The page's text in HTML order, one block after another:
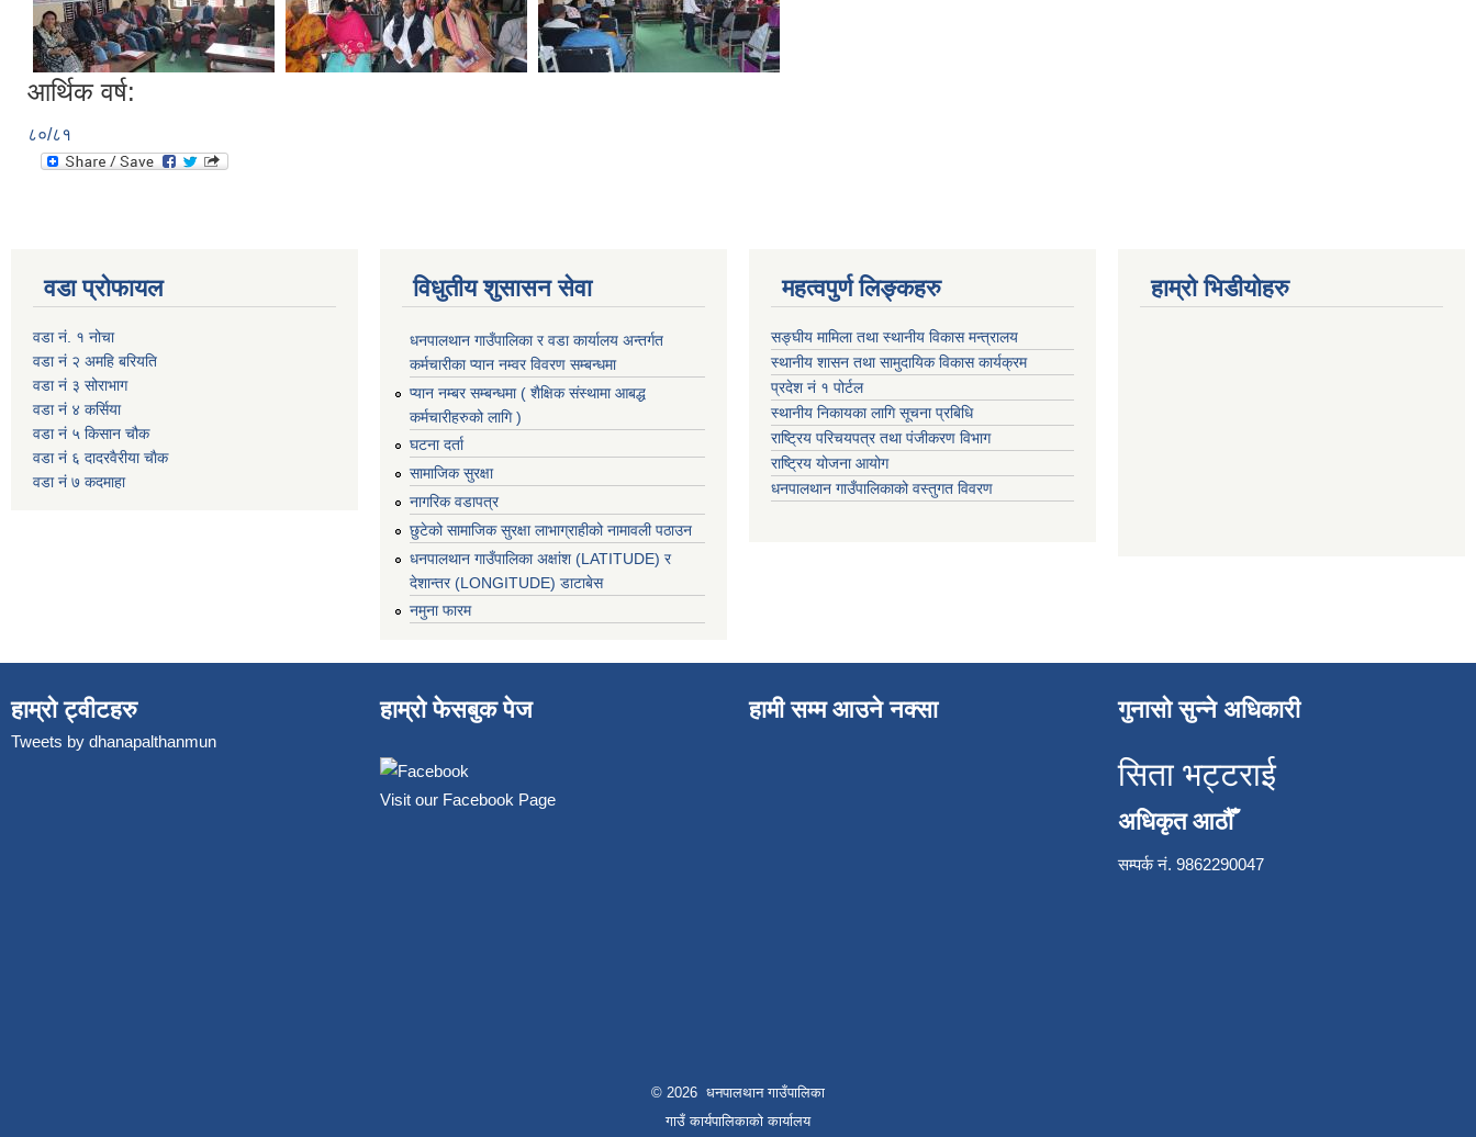
आर्थिक वर्ष:
८०/८१
वडा प्रोफायल
वडा नं. १ नोचा
वडा नं २ अमहि बरियति
वडा नं ३ सोराभाग
वडा नं ४ कर्सिया
वडा नं ५ किसान चौक
वडा नं ६ दादरवैरीया चाैक
वडा नं ७ कदमाहा
विधुतीय शुसासन सेवा
धनपालथान गाउँपालिका र वडा कार्यालय अन्तर्गत
कर्मचारीका प्यान नम्वर विवरण सम्बन्धमा
प्यान नम्बर सम्बन्धमा ( शैक्षिक संस्थामा आबद्ध
कर्मचारीहरुको लागि )
घटना दर्ता
सामाजिक सुरक्षा
नागरिक वडापत्र
छुटेको सामाजिक सुरक्षा लाभाग्राहीको नामावली पठाउन
धनपालथान गाउँपालिका अक्षांश (LATITUDE) र
देशान्तर (LONGITUDE) डाटाबेस
नमुना फारम
महत्वपुर्ण लिङ्कहरु
सङ्घीय मामिला तथा स्थानीय विकास मन्त्रालय
स्थानीय शासन तथा सामुदायिक विकास कार्यक्रम
प्रदेश नं १ पोर्टल
स्थानीय निकायका लागि सूचना प्रबिधि
राष्ट्रिय परिचयपत्र तथा पंजीकरण विभाग
राष्ट्रिय योजना आयोग
धनपालथान गाउँपालिकाको वस्तुगत विवरण
हाम्रो भिडीयोहरु
हाम्रो ट्वीटहरु
Tweets by dhanapalthanmun
हाम्रो फेसबुक पेज
Visit our Facebook Page
हामी सम्म आउने नक्सा गुनासो सुन्ने अधिकारी
सिता भट्टराई
अधिकृत आठौँ
सम्पर्क नं. 9862290047
© 2026 धनपालथान गाउँपालिका
गाउँ कार्यपालिकाको कार्यालय